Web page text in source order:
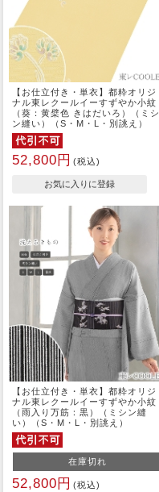
【お仕立付き・単衣】都粋オリジ
ナル東レクールイーすずやか小紋
（葵：黄檗色 きはだいろ）（ミシ
ン縫い）（S・M・L・別誂え）
52,800円 (税込)
【お仕立付き・単衣】都粋オリジ
ナル東レクールイーすずやか小紋
（雨入り万筋：黒）（ミシン縫
い）（S・M・L・別誂え）
在庫切れ
52,800円 (税込)